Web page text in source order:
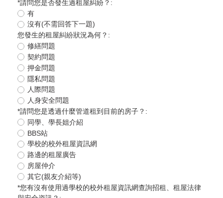
*請問您是否發生過租屋糾紛？:
有
沒有(不需回答下一題)
您發生的租屋糾紛狀況為何？:
修繕問題
契約問題
押金問題
隱私問題
人際問題
人身安全問題
*請問您是透過什麼管道租到目前的房子？:
同學、學長姐介紹
BBS站
學校的校外租屋資訊網
路邊的租屋廣告
房屋仲介
其它(親友介紹等)
*您有沒有使用過學校的校外租屋資訊網查詢招租、租屋法律